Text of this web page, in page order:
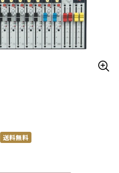
その他楽器
送料無料